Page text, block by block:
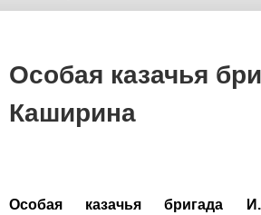
Особая казачья
Каширина
Особая казачья бригада